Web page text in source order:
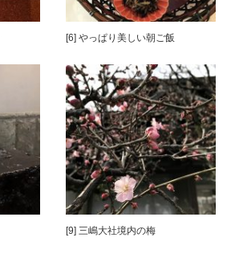
[6] やっぱり美しい朝ご飯
[9] 三嶋大社境内の梅